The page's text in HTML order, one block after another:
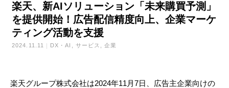
楽天、新AIソリューション「未来購買予測」
を提供開始！広告配信精度向上、企業マーケ
ティング活動を支援
2024.11.11 DX・AI サービス 企業
楽天グループ株式会社は2024年11月7日、広告主企業向けの